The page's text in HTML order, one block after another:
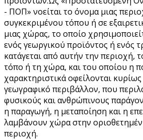
- ΠΟΠ» νοείται το όνομα μιας
συγκεκριμένου τόπου ή σε
μιας χώρας, το οποίο
ενός γεωργικού προϊόντος ή ενός
κατάγεται από αυτήν την περιοχή,
τόπο ή τη χώρα, και του οποίου η
χαρακτηριστικά οφείλονται
γεωγραφικό περιβάλλον, που
φυσικούς και ανθρώπινους
η παραγωγή, η μεταποίηση και η
λαμβάνουν χώρα στην
περιοχή.